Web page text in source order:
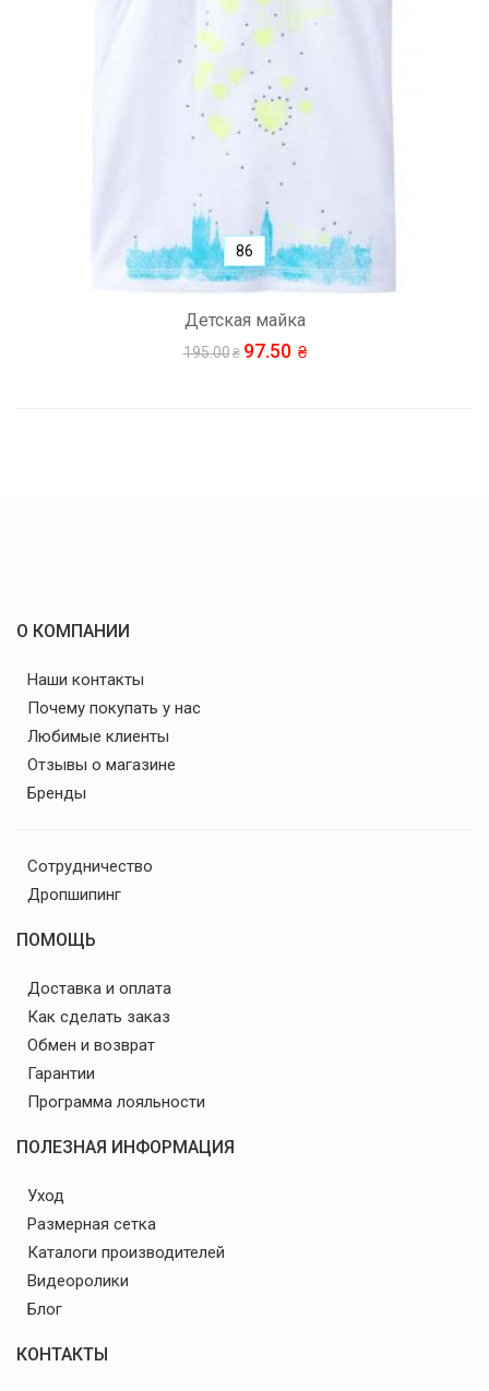
Детская майка
195.00 97.50
86
О КОМПАНИИ
Наши контакты
Почему покупать у нас
Любимые клиенты
Отзывы о магазине
Бренды
Сотрудничество
Дропшипинг
ПОМОЩЬ
Доставка и оплата
Как сделать заказ
Обмен и возврат
Гарантии
Программа лояльности
ПОЛЕЗНАЯ ИНФОРМАЦИЯ
Уход
Размерная сетка
Каталоги производителей
Видеоролики
Блог
КОНТАКТЫ